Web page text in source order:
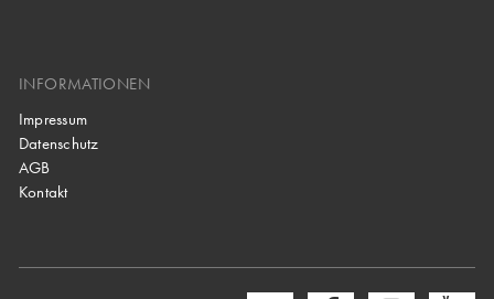
INFORMATIONEN
Impressum
Datenschutz
AGB
Kontakt